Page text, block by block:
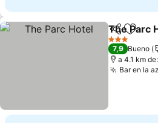
Compartir
The Parc
3 Estrellas
7,9 Bueno
a 4.1 km
Bar en la